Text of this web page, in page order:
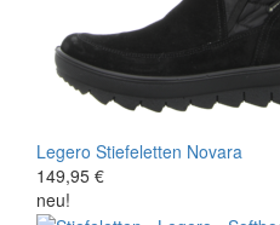
Legero Stiefeletten Novara
149,95 €
neu!